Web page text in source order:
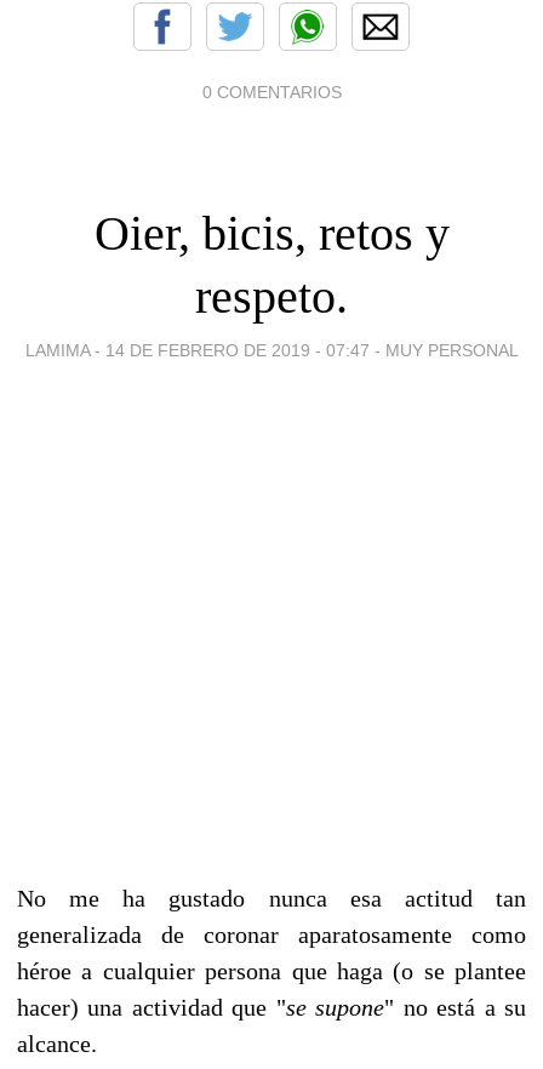
0 COMENTARIOS
Oier, bicis, retos y
respeto.
LAMIMA - 14 DE FEBRERO DE 2019 - 07:47 - MUY PERSONAL
No me ha gustado nunca esa actitud tan
generalizada de coronar aparatosamente como
héroe a cualquier persona que haga (o se plantee
hacer) una actividad que "se supone" no está a su
alcance.